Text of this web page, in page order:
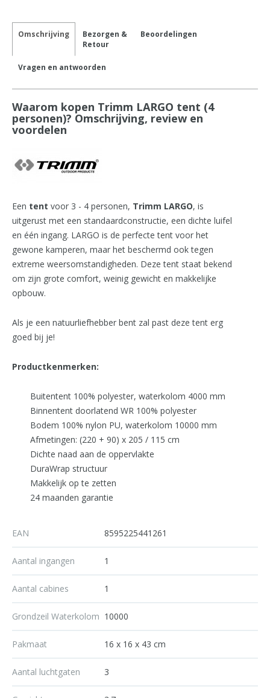
Omschrijving
Bezorgen &
Retour
Beoordelingen
Vragen en antwoorden
Waarom kopen Trimm LARGO tent (4
personen)? Omschrijving, review en
voordelen
Een tent voor 3 - 4 personen, Trimm LARGO, is
uitgerust met een standaardconstructie, een dichte luifel
en één ingang. LARGO is de perfecte tent voor het
gewone kamperen, maar het beschermd ook tegen
extreme weersomstandigheden. Deze tent staat bekend
om zijn grote comfort, weinig gewicht en makkelijke
opbouw.
Als je een natuurliefhebber bent zal past deze tent erg
goed bij je!
Productkenmerken:
Buitentent 100% polyester, waterkolom 4000 mm
Binnentent doorlatend WR 100% polyester
Bodem 100% nylon PU, waterkolom 10000 mm
Afmetingen: (220 + 90) x 205 / 115 cm
Dichte naad aan de oppervlakte
DuraWrap structuur
Makkelijk op te zetten
24 maanden garantie
EAN 8595225441261
Aantal ingangen 1
Aantal cabines 1
Grondzeil Waterkolom 10000
Pakmaat 16 x 16 x 43 cm
Aantal luchtgaten 3